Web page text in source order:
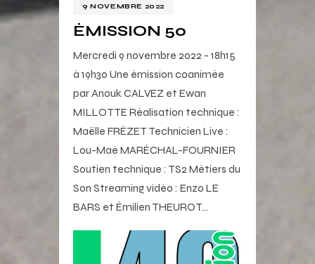
9 NOVEMBRE 2022
ÉMISSION 50
Mercredi 9 novembre 2022 - 18h15
à 19h30 Une émission coanimée
par Anouk CALVEZ et Ewan
MILLOTTE Réalisation technique :
Maëlle FRÉZET Technicien Live :
Lou-Maé MARÉCHAL-FOURNIER
Soutien technique : TS2 Métiers du
Son Streaming vidéo : Enzo LE
BARS et Émilien THEUROT…